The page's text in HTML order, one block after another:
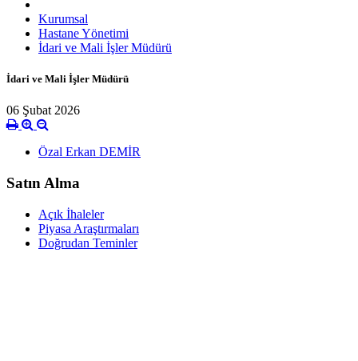
Kurumsal
Hastane Yönetimi
İdari ve Mali İşler Müdürü
İdari ve Mali İşler Müdürü
06 Şubat 2026
Özal Erkan DEMİR
Satın Alma
Açık İhaleler
Piyasa Araştırmaları
Doğrudan Teminler